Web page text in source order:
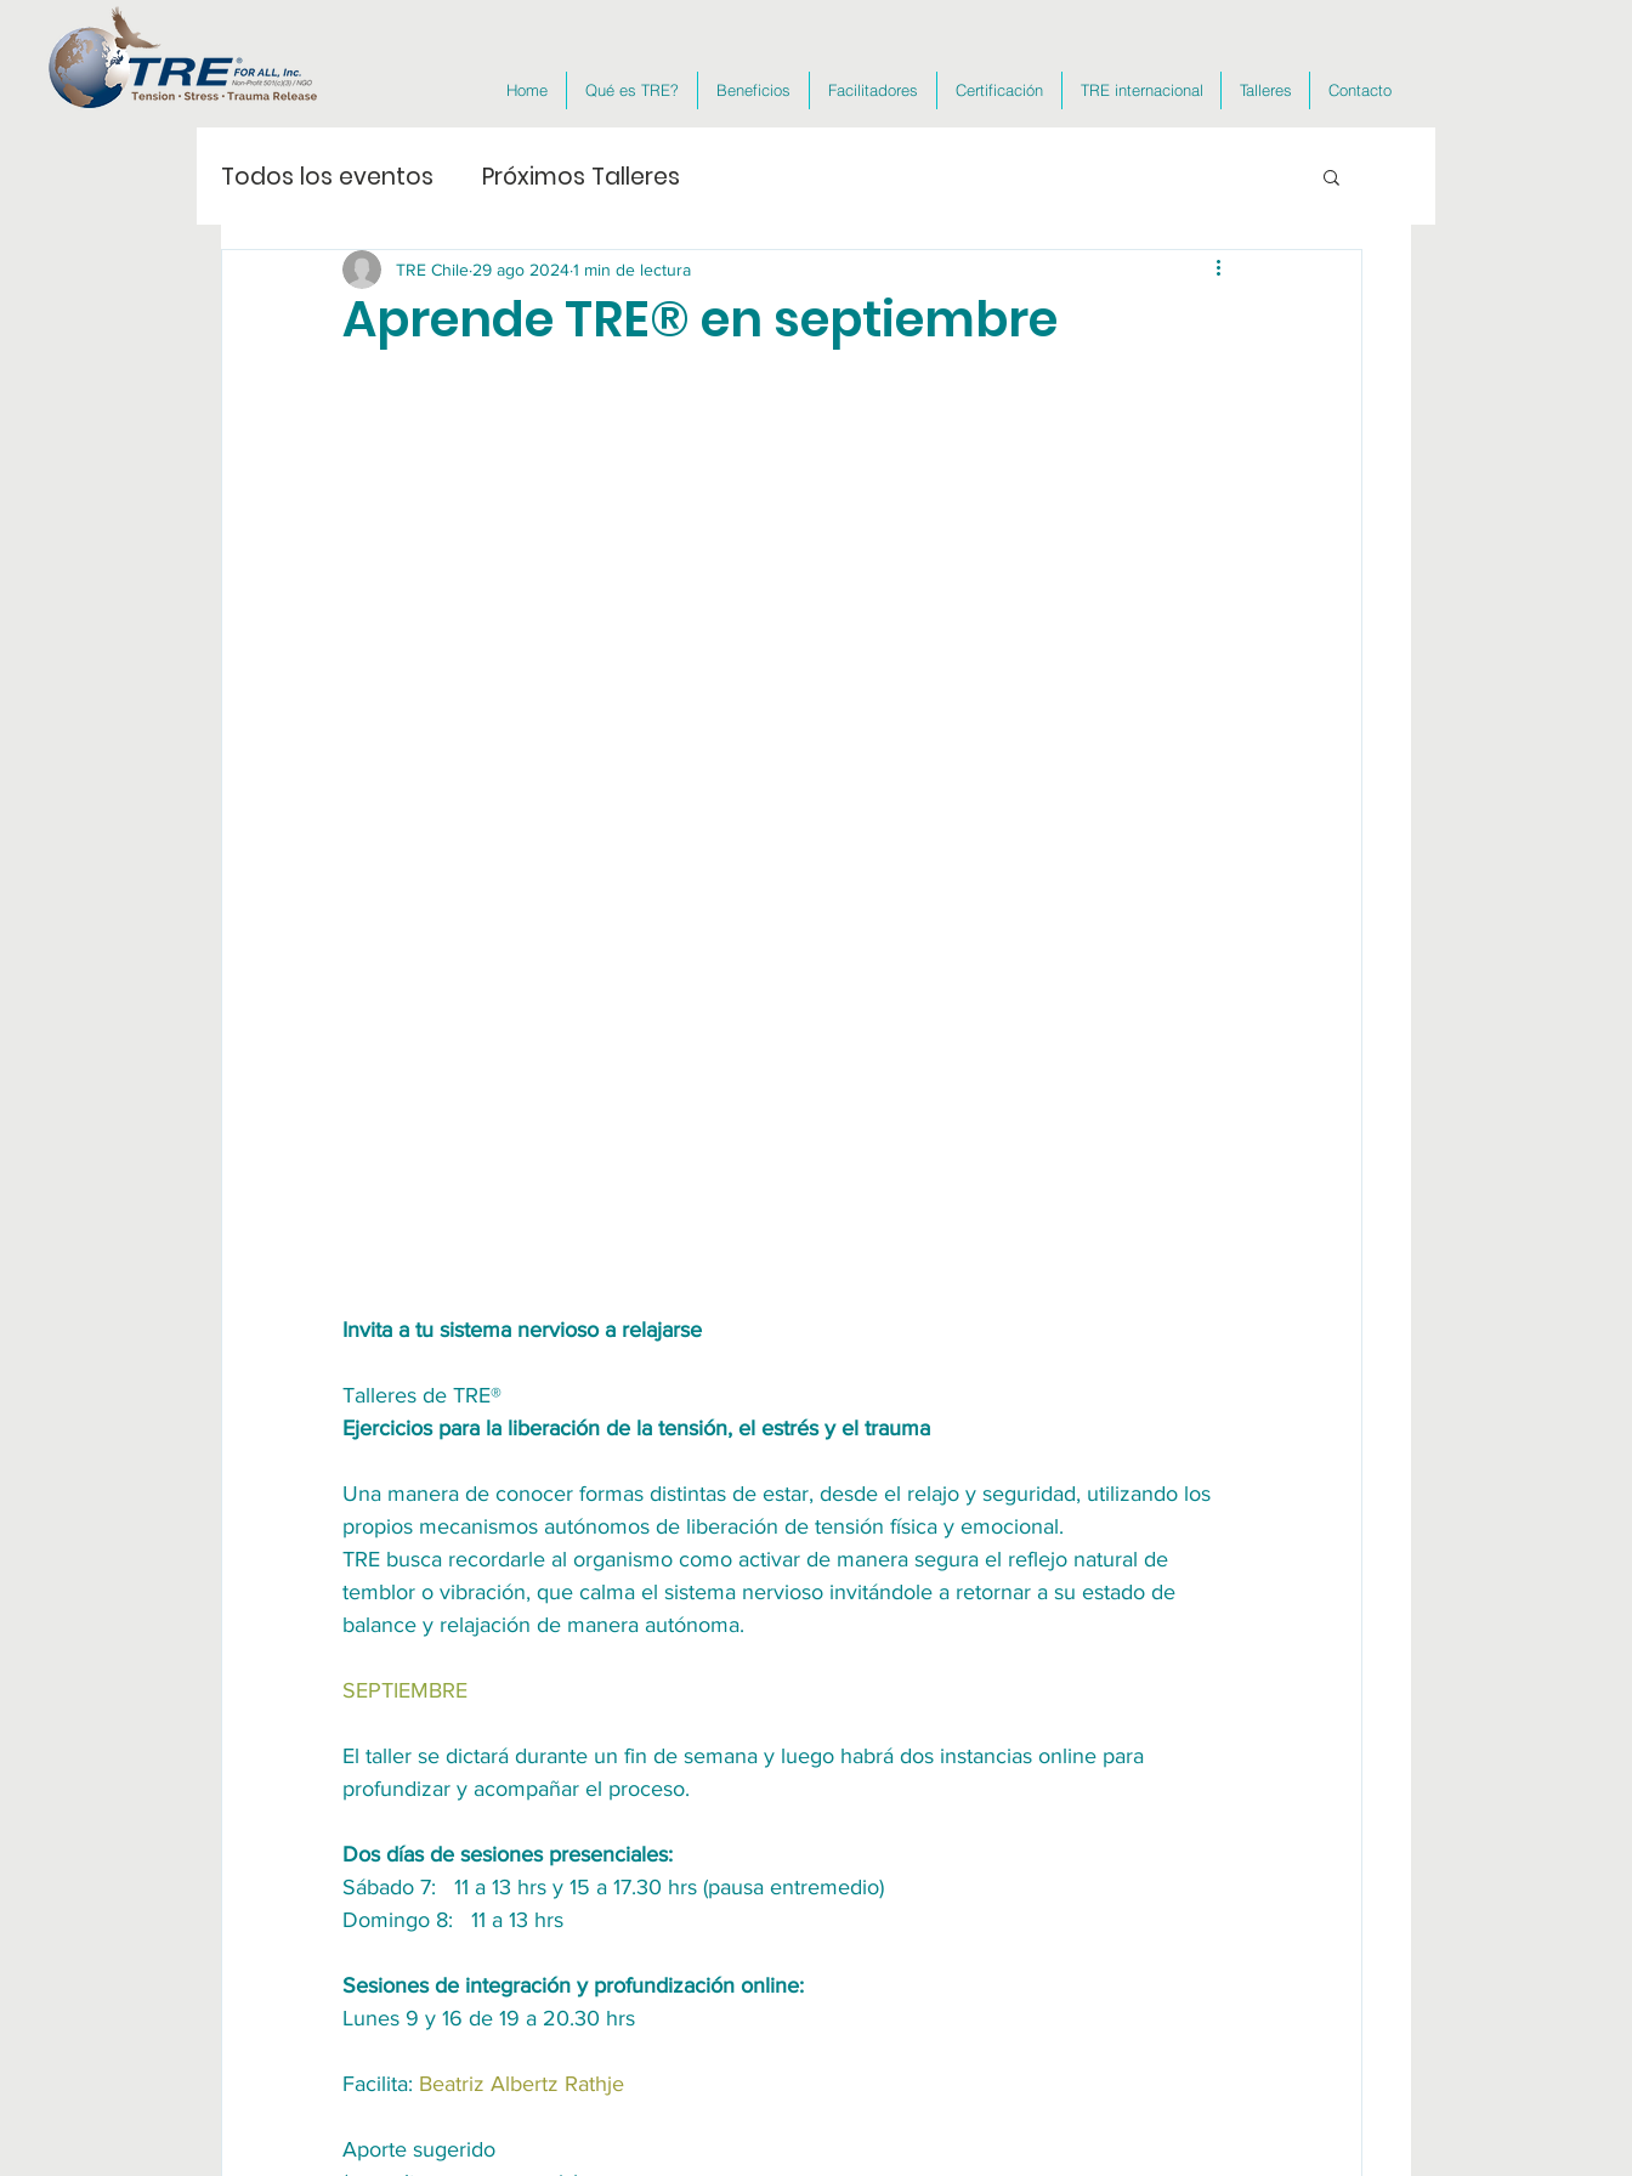
Home Qué es TRE? Beneficios Facilitadores Certificación TRE internacional Talleres Contacto
Todos los eventos Próximos Talleres
Aprende TRE® en septiembre
TRE Chile 29 ago 20241 min de lectura
Invita a tu sistema nervioso a relajarse
Talleres de TRE®
Ejercicios para la liberación de la tensión, el estrés y el trauma
Una manera de conocer formas distintas de estar, desde el relajo y seguridad, utilizando los
propios mecanismos autónomos de liberación de tensión física y emocional.
TRE busca recordarle al organismo como activar de manera segura el reflejo natural de
temblor o vibración, que calma el sistema nervioso invitándole a retornar a su estado de
balance y relajación de manera autónoma.
SEPTIEMBRE
El taller se dictará durante un fin de semana y luego habrá dos instancias online para
profundizar y acompañar el proceso.
Dos días de sesiones presenciales:
Sábado 7:   11 a 13 hrs y 15 a 17.30 hrs (pausa entremedio)
Domingo 8:   11 a 13 hrs
Sesiones de integración y profundización online:
Lunes 9 y 16 de 19 a 20.30 hrs
Facilita: Beatriz Albertz Rathje
Aporte sugerido